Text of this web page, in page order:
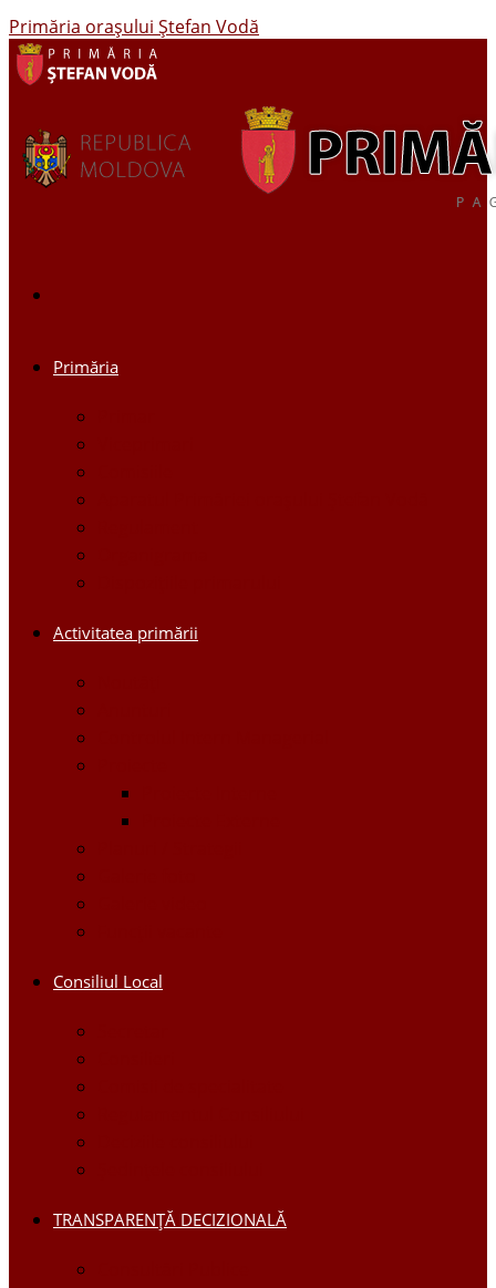
Primăria oraşului Ştefan Vodă
Primăria
Activitatea primării
Consiliul Local
TRANSPARENȚĂ DECIZIONALĂ